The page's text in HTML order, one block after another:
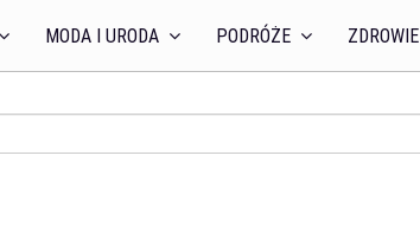
MODA I URODA PODRÓŻE ZDROWIE